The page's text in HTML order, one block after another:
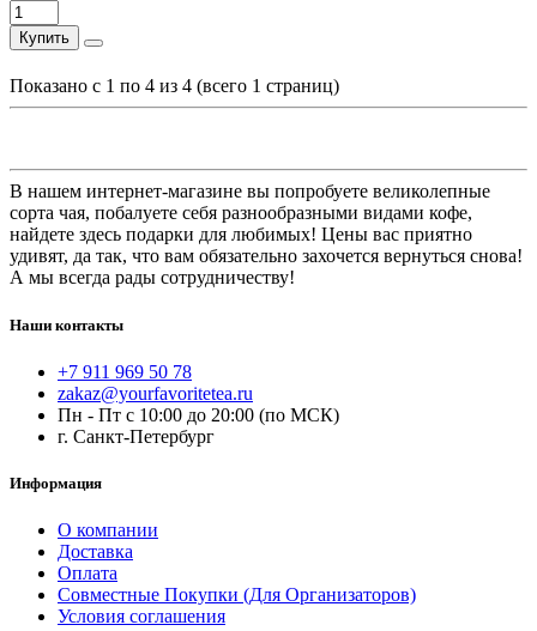
Купить
Показано с 1 по 4 из 4 (всего 1 страниц)
В нашем интернет-магазине вы попробуете великолепные
сорта чая, побалуете себя разнообразными видами кофе,
найдете здесь подарки для любимых! Цены вас приятно
удивят, да так, что вам обязательно захочется вернуться снова!
А мы всегда рады сотрудничеству!
Наши контакты
+7 911 969 50 78
zakaz@yourfavoritetea.ru
Пн - Пт с 10:00 до 20:00 (по МСК)
г. Санкт-Петербург
Информация
О компании
Доставка
Оплата
Совместные Покупки (Для Организаторов)
Условия соглашения